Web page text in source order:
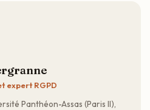
expert RGPD
Panthéon-Assas (Paris II),